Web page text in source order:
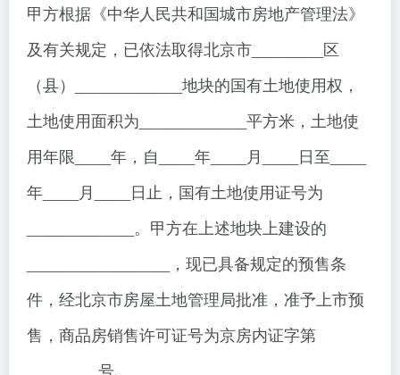
甲方根据《中华人民共和国城市房地产管理法》
及有关规定，已依法取得北京市________区
（县）____________地块的国有土地使用权，
土地使用面积为____________平方米，土地使
用年限____年，自____年____月____日至____
年____月____日止，国有土地使用证号为
____________。甲方在上述地块上建设的
________________，现已具备规定的预售条
件，经北京市房屋土地管理局批准，准予上市预
售，商品房销售许可证号为京房内证字第
________号。